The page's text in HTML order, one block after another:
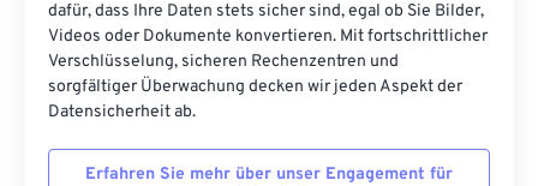
dafür, dass Ihre Daten stets sicher sind, egal ob Sie Bilder,
Videos oder Dokumente konvertieren. Mit fortschrittlicher
Verschlüsselung, sicheren Rechenzentren und
sorgfältiger Überwachung decken wir jeden Aspekt der
Datensicherheit ab.
Erfahren Sie mehr über unser Engagement für